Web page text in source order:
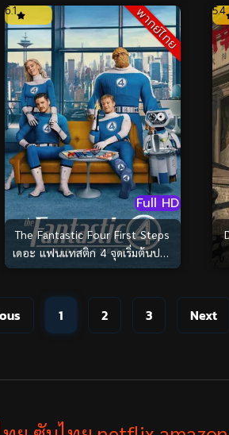
พากย์ไทย
Full HD
6.1
The Fantastic Four First Steps
เดอะ แฟนแทสติก 4 จุดเริ่มต้นปฐม
บทใหม่ (2025)
5.4
1 2 3 Next